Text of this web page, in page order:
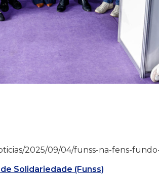
2025/09/04/funss-na-fens-
Solidariedade (Funss)